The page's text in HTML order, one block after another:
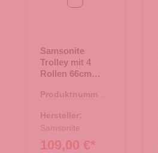
Samsonite
Trolley mit 4
Rollen 66cm
Black
Produktnummer:
Hersteller:
Samsonite
109,00 €*